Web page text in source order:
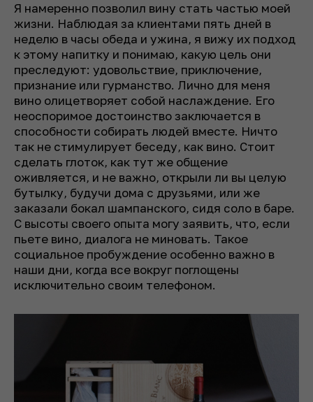
Я намеренно позволил вину стать частью моей
жизни. Наблюдая за клиентами пять дней в
неделю в часы обеда и ужина, я вижу их подход
к этому напитку и понимаю, какую цель они
преследуют: удовольствие, приключение,
признание или гурманство. Лично для меня
вино олицетворяет собой наслаждение. Его
неоспоримое достоинство заключается в
способности собирать людей вместе. Ничто
так не стимулирует беседу, как вино. Стоит
сделать глоток, как тут же общение
оживляется, и не важно, открыли ли вы целую
бутылку, будучи дома с друзьями, или же
заказали бокал шампанского, сидя соло в баре.
С высоты своего опыта могу заявить, что, если
пьете вино, диалога не миновать. Такое
социальное пробуждение особенно важно в
наши дни, когда все вокруг поглощены
исключительно своим телефоном.